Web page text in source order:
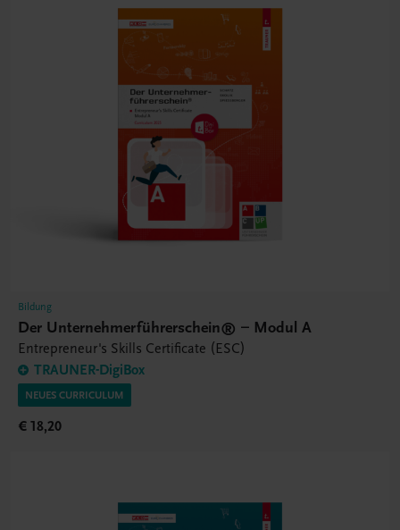
Bildung
Der Unternehmerführerschein® – Modul A
Entrepreneur's Skills Certificate (ESC)
TRAUNER-DigiBox
NEUES CURRICULUM
€ 18,20